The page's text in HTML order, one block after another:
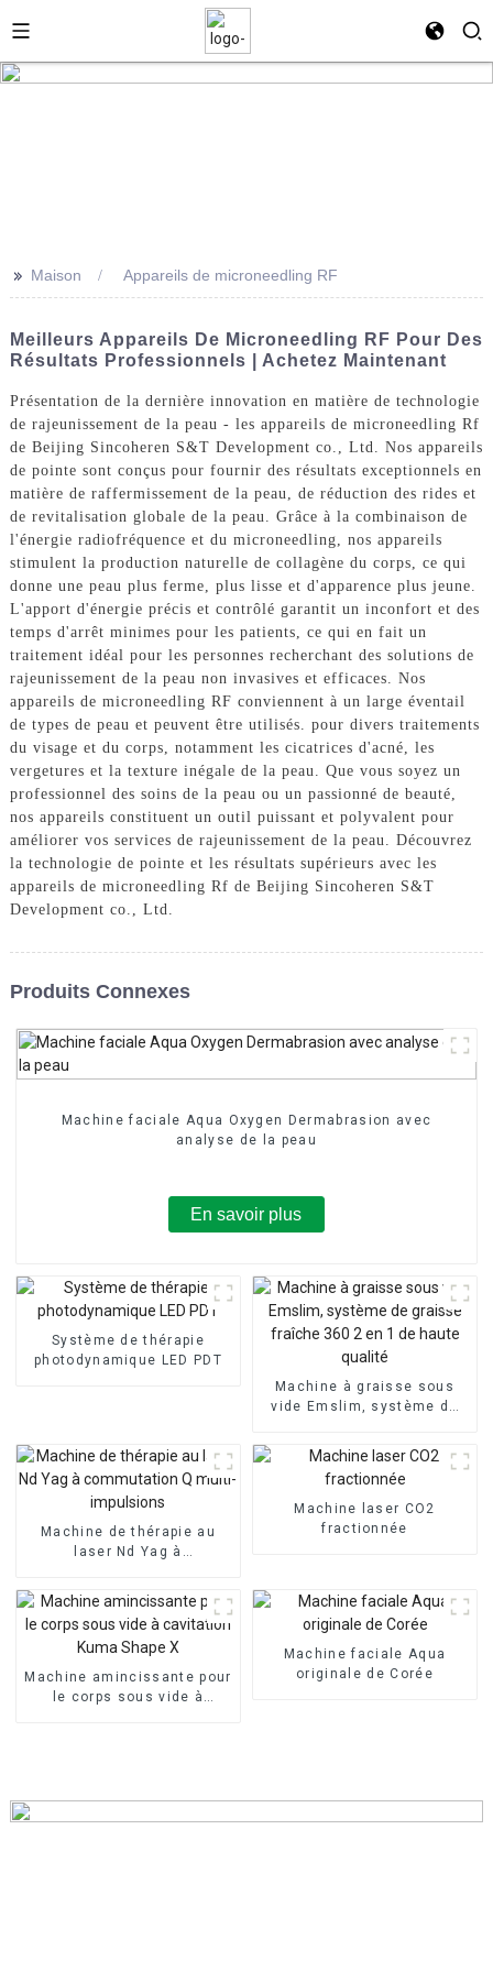
>> Maison Appareils de microneedling RF
Meilleurs Appareils De Microneedling RF Pour Des
Résultats Professionnels | Achetez Maintenant
Présentation de la dernière innovation en matière de technologie
de rajeunissement de la peau - les appareils de microneedling Rf
de Beijing Sincoheren S&T Development co., Ltd. Nos appareils
de pointe sont conçus pour fournir des résultats exceptionnels en
matière de raffermissement de la peau, de réduction des rides et
de revitalisation globale de la peau. Grâce à la combinaison de
l'énergie radiofréquence et du microneedling, nos appareils
stimulent la production naturelle de collagène du corps, ce qui
donne une peau plus ferme, plus lisse et d'apparence plus jeune.
L'apport d'énergie précis et contrôlé garantit un inconfort et des
temps d'arrêt minimes pour les patients, ce qui en fait un
traitement idéal pour les personnes recherchant des solutions de
rajeunissement de la peau non invasives et efficaces. Nos
appareils de microneedling RF conviennent à un large éventail
de types de peau et peuvent être utilisés. pour divers traitements
du visage et du corps, notamment les cicatrices d'acné, les
vergetures et la texture inégale de la peau. Que vous soyez un
professionnel des soins de la peau ou un passionné de beauté,
nos appareils constituent un outil puissant et polyvalent pour
améliorer vos services de rajeunissement de la peau. Découvrez
la technologie de pointe et les résultats supérieurs avec les
appareils de microneedling Rf de Beijing Sincoheren S&T
Development co., Ltd.
Produits Connexes
Machine faciale Aqua Oxygen Dermabrasion avec
analyse de la peau
En savoir plus
Système de thérapie
photodynamique LED PDT
Machine à graisse sous
vide Emslim, système de
de haute qualité
Machine de thérapie au
laser Nd Yag à
impulsions
Machine laser CO2
fractionnée
Machine amincissante pour
le corps sous vide à
Machine faciale Aqua
originale de Corée